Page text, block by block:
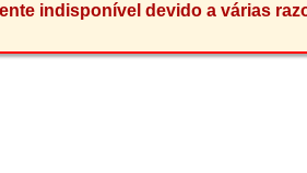
indisponível devido a várias